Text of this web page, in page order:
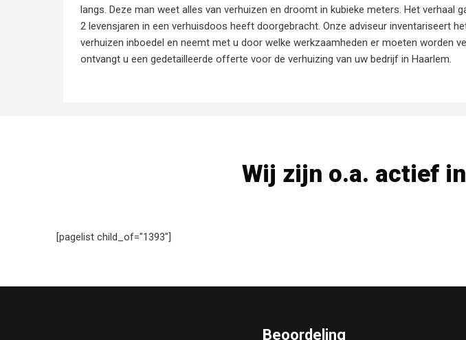
langs. Deze man weet alles van verhuizen en droomt in kubieke meters. Het verhaal
2 levensjaren in een verhuisdoos heeft doorgebracht. Onze adviseur inventariseert
verhuizen inboedel en neemt met u door welke werkzaamheden er moeten worden
ontvangt u een gedetailleerde offerte voor de verhuizing van uw bedrijf in Haarlem.
Wij zijn o.a. actief
[pagelist child_of="1393"]
Beoordeling